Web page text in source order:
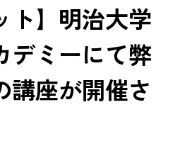
ト】明治大学
デミーにて弊
講座が開催さ